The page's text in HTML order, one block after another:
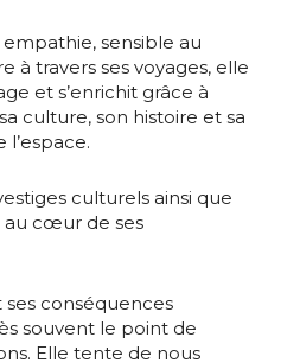
sensible au
à travers ses voyages, elle
et s’enrichit grâce à
culture, son histoire et sa
culturels ainsi que
cœur de ses
ses conséquences
souvent le point de
Elle tente de nous